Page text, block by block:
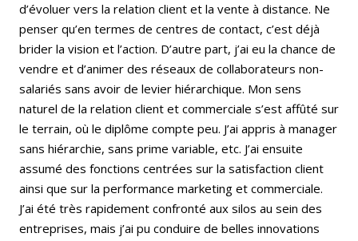
d’évoluer vers la relation client et la vente à distance. Ne
penser qu’en termes de centres de contact, c’est déjà
brider la vision et l’action. D’autre part, j’ai eu la chance de
vendre et d’animer des réseaux de collaborateurs non-
salariés sans avoir de levier hiérarchique. Mon sens
naturel de la relation client et commerciale s’est affûté sur
le terrain, où le diplôme compte peu. J’ai appris à manager
sans hiérarchie, sans prime variable, etc. J’ai ensuite
assumé des fonctions centrées sur la satisfaction client
ainsi que sur la performance marketing et commerciale.
J’ai été très rapidement confronté aux silos au sein des
entreprises, mais j’ai pu conduire de belles innovations